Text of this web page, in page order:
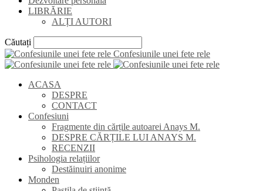
LIBRĂRIE
ALȚI AUTORI
Căutați
Confesiunile unei fete rele
ACASA
DESPRE
CONTACT
Confesiuni
Fragmente din cărțile autoarei Anays M.
DESPRE CĂRȚILE LUI ANAYS M.
RECENZII
Psihologia relațiilor
Destăinuiri anonime
Monden